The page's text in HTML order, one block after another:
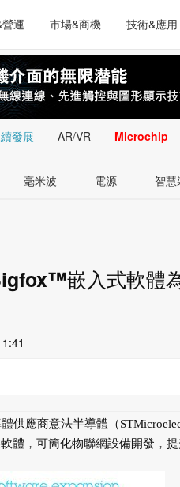
測試量測
軟體/工具 醫療電子
人工智慧 安防監控
運 市場&商機 技術&應用
醫療電子
類比技術
嵌入技術
軟體/工具 醫療電子
人工智慧 安防監控
醫療電子
類比技術
嵌入技術
智慧型視
控技術
發展 AR/VR Microchip
毫米波 電源 智慧
嵌入式軟體
供應商意法半導體（
體，可簡化物聯網設備開發，